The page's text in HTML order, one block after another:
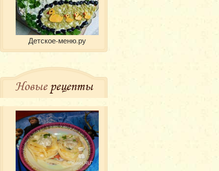
Детское-меню.ру
Новыерецепты